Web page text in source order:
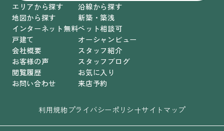
エリアから探す
地図から探す
インターネット無料
戸建て
会社概要
お客様の声
閲覧履歴
お問い合わせ
沿線から探す
新築・築浅
ペット相談可
オーシャンビュー
スタッフ紹介
スタッフブログ
お気に入り
来店予約
利用規約プライバシーポリシーサイトマップ